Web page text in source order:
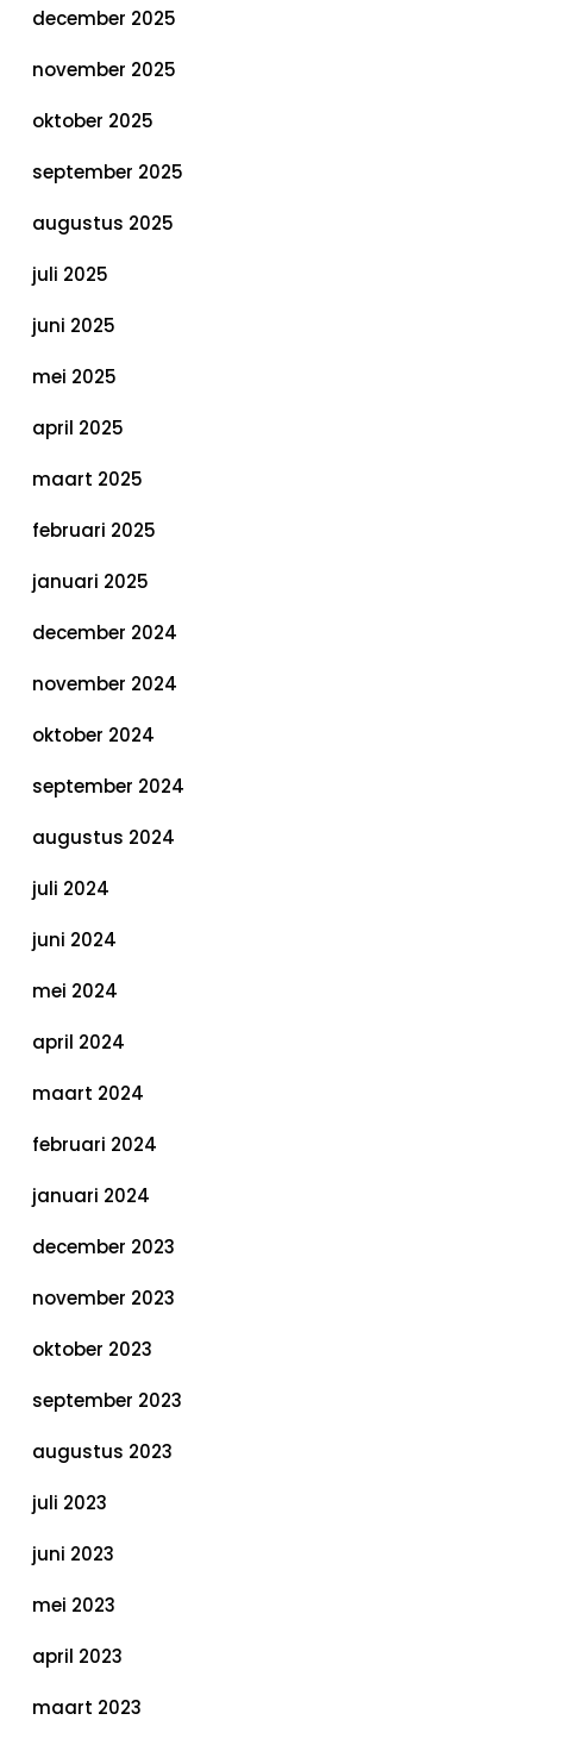
december 2025
november 2025
oktober 2025
september 2025
augustus 2025
juli 2025
juni 2025
mei 2025
april 2025
maart 2025
februari 2025
januari 2025
december 2024
november 2024
oktober 2024
september 2024
augustus 2024
juli 2024
juni 2024
mei 2024
april 2024
maart 2024
februari 2024
januari 2024
december 2023
november 2023
oktober 2023
september 2023
augustus 2023
juli 2023
juni 2023
mei 2023
april 2023
maart 2023